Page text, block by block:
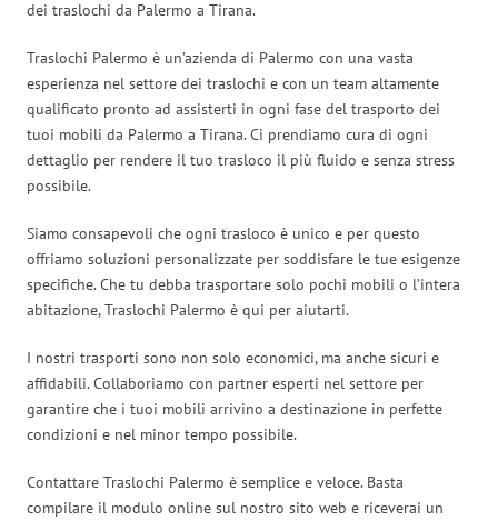
dei traslochi da Palermo a Tirana.
Traslochi Palermo è un’azienda di Palermo con una vasta
esperienza nel settore dei traslochi e con un team altamente
qualificato pronto ad assisterti in ogni fase del trasporto dei
tuoi mobili da Palermo a Tirana. Ci prendiamo cura di ogni
dettaglio per rendere il tuo trasloco il più fluido e senza stress
possibile.
Siamo consapevoli che ogni trasloco è unico e per questo
offriamo soluzioni personalizzate per soddisfare le tue esigenze
specifiche. Che tu debba trasportare solo pochi mobili o l’intera
abitazione, Traslochi Palermo è qui per aiutarti.
I nostri trasporti sono non solo economici, ma anche sicuri e
affidabili. Collaboriamo con partner esperti nel settore per
garantire che i tuoi mobili arrivino a destinazione in perfette
condizioni e nel minor tempo possibile.
Contattare Traslochi Palermo è semplice e veloce. Basta
compilare il modulo online sul nostro sito web e riceverai un